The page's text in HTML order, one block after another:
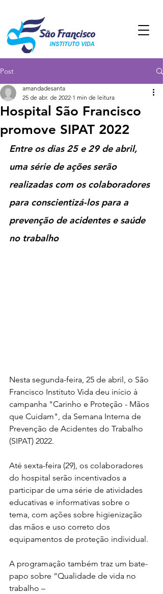
Post
Hospital São Francisco
promove SIPAT 2022
amandadesanta
25 de abr. de 2022 1 min de leitura
Entre os dias 25 e 29 de abril,
uma série de ações serão
realizadas com os colaboradores
para conscientizá-los para a
prevenção de acidentes e saúde
no trabalho
Nesta segunda-feira, 25 de abril, o São
Francisco Instituto Vida deu início à
campanha "Carinho e Proteção - Mãos
que Cuidam", da Semana Interna de
Prevenção de Acidentes do Trabalho
(SIPAT) 2022.
Até sexta-feira (29), os colaboradores
do hospital serão incentivados a
participar de uma série de atividades
educativas e informativas sobre o
tema, com ações sobre higienização
das mãos e uso correto dos
equipamentos de proteção individual.
A programação também traz um bate-
papo sobre “Qualidade de vida no
trabalho –